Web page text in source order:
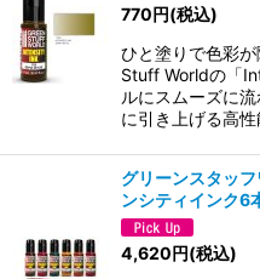
770円(税込)
ひと塗りで色彩
Stuff Worldの「
ルにスムーズに
に引き上げる高
グリーンスタッ
ンシティインク6
4,620円(税込)